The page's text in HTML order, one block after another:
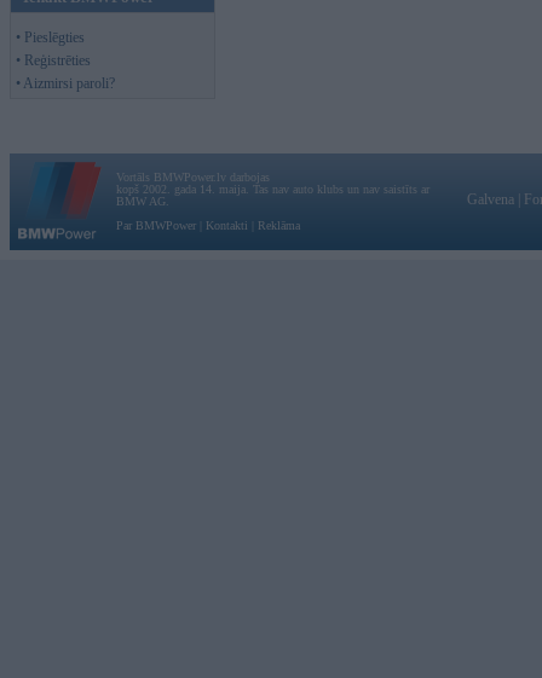
• Pieslēgties
• Reģistrēties
• Aizmirsi paroli?
Vortāls BMWPower.lv darbojas
kopš 2002. gada 14. maija. Tas nav auto klubs un nav saistīts ar
BMW AG.
Par BMWPower
Kontakti Reklāma
Galvena